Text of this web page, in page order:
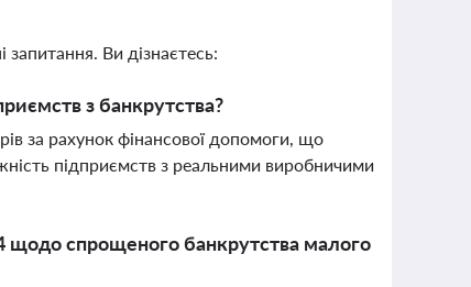
запитання. Ви дізнаєтесь:
з банкрутства?
за рахунок фінансової допомоги, що
підприємств з реальними виробничими
щодо спрощеного банкрутства малого